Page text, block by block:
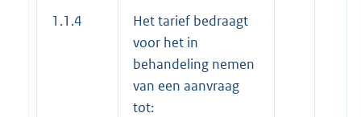
1.1.4
Het tarief bedraagt
voor het in
behandeling nemen
van een aanvraag
tot: